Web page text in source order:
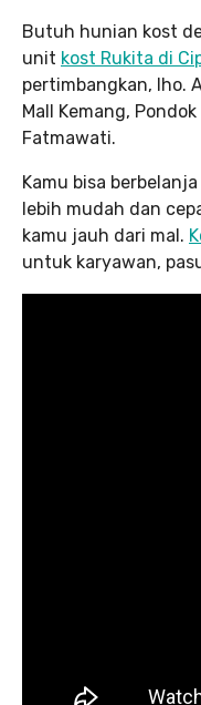
Butuh hunian kost
unit kost Rukita di
pertimbangkan, lho.
Mall Kemang,
Fatmawati.
Kamu bisa
lebih mudah dan
kamu jauh dari mal.
untuk karyawan,